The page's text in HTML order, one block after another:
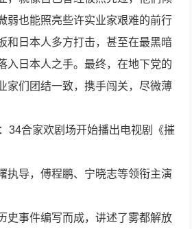
弱也能照亮些许实业家艰难的前行
和日本人多方打击，甚至在最黑暗
入日本人之手。最终，在地下党的
家们团结一致，携手闯关，尽微薄
34合家欢剧场开始播出电视剧《摧
执导，傅程鹏、宁晓志等领衔主演
史事件编写而成，讲述了雾都解放